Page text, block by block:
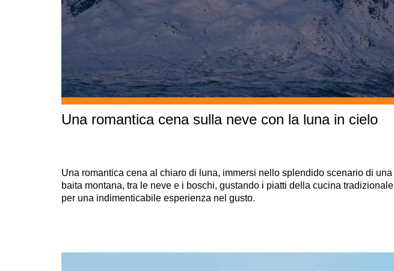
Una romantica cena sulla neve con la luna in cielo
Una romantica cena al chiaro di luna, immersi nello splendido scenario di una
baita montana, tra le neve e i boschi, gustando i piatti della cucina tradizionale
per una indimenticabile esperienza nel gusto.